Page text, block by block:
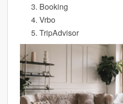
Booking
Vrbo
TripAdvisor